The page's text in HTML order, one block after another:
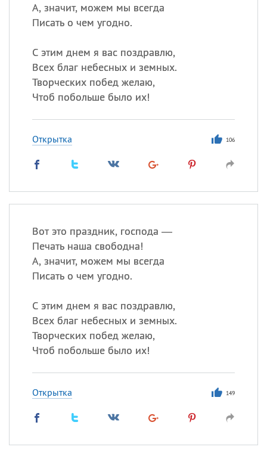
А, значит, можем мы всегда
Писать о чем угодно.
С этим днем я вас поздравлю,
Всех благ небесных и земных.
Творческих побед желаю,
Чтоб побольше было их!
Открытка 106
Вот это праздник, господа —
Печать наша свободна!
А, значит, можем мы всегда
Писать о чем угодно.
С этим днем я вас поздравлю,
Всех благ небесных и земных.
Творческих побед желаю,
Чтоб побольше было их!
Открытка 149